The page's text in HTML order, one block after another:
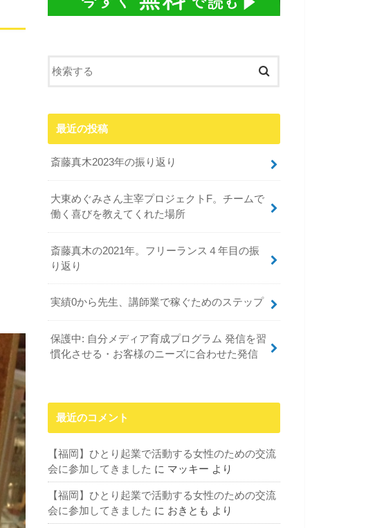
最近の投稿
斎藤真木2023年の振り返り
大東めぐみさん主宰プロジェクトF。チームで
働く喜びを教えてくれた場所
斎藤真木の2021年。フリーランス４年目の振
り返り
実績0から先生、講師業で稼ぐためのステップ
保護中: 自分メディア育成プログラム 発信を習
慣化させる・お客様のニーズに合わせた発信
最近のコメント
【福岡】ひとり起業で活動する女性のための交流
会に参加してきました に マッキー より
【福岡】ひとり起業で活動する女性のための交流
会に参加してきました に おきとも より